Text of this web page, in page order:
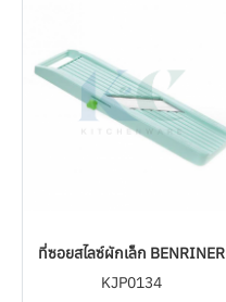
ที่ซอยสไลซ์ผักเล็ก BENRINER
KJP0134